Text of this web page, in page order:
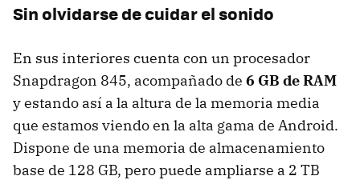
Sin olvidarse de cuidar el sonido
En sus interiores cuenta con un procesador
Snapdragon 845, acompañado de 6 GB de RAM
y estando así a la altura de la memoria media
que estamos viendo en la alta gama de Android.
Dispone de una memoria de almacenamiento
base de 128 GB, pero puede ampliarse a 2 TB